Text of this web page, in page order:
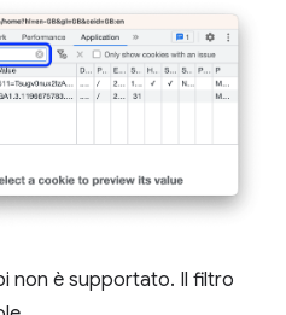
non è supportato. Il filtro